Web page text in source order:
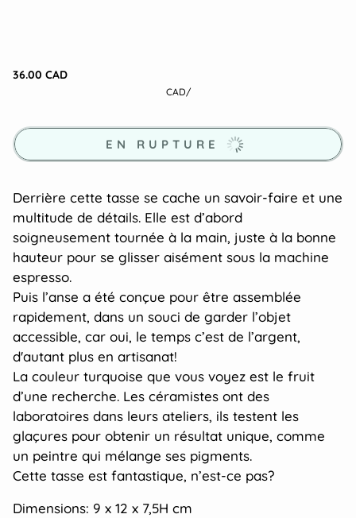
36.00 CAD
CAD/
EN RUPTURE
Derrière cette tasse se cache un savoir-faire et une
multitude de détails. Elle est d’abord
soigneusement tournée à la main, juste à la bonne
hauteur pour se glisser aisément sous la machine
espresso.
Puis l’anse a été conçue pour être assemblée
rapidement, dans un souci de garder l’objet
accessible, car oui, le temps c’est de l’argent,
d'autant plus en artisanat!
La couleur turquoise que vous voyez est le fruit
d’une recherche. Les céramistes ont des
laboratoires dans leurs ateliers, ils testent les
glaçures pour obtenir un résultat unique, comme
un peintre qui mélange ses pigments.
Cette tasse est fantastique, n’est-ce pas?
Dimensions: 9 x 12 x 7,5H cm